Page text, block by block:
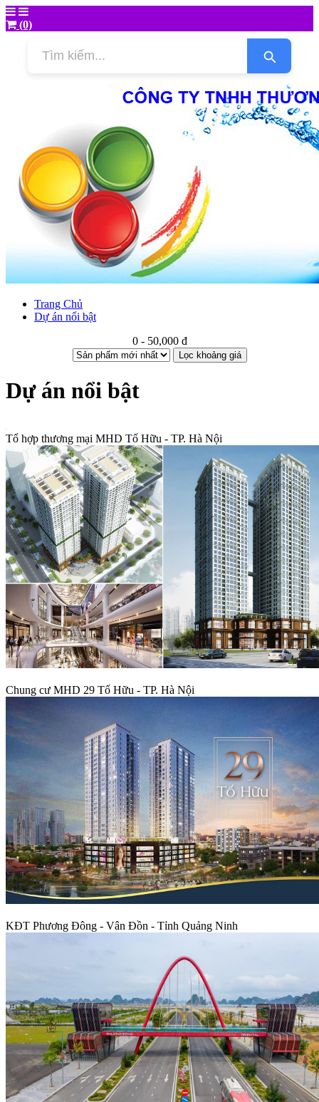
(0)
Trang Chủ
Dự án nổi bật
0 - 50,000 đ
Lọc khoảng giá
Dự án nổi bật
Tổ hợp thương mại MHD Tố Hữu - TP. Hà Nội
Chung cư MHD 29 Tố Hữu - TP. Hà Nội
KĐT Phương Đông - Vân Đồn - Tỉnh Quảng Ninh